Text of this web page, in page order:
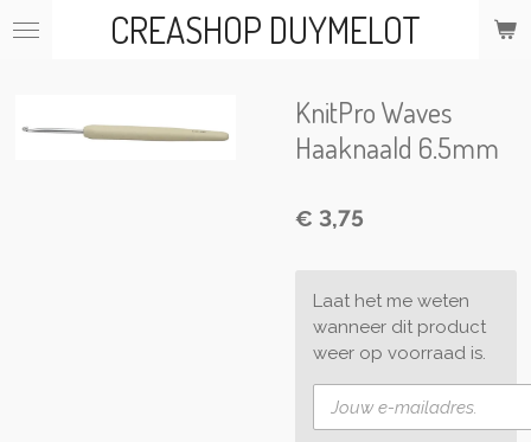
Ga
hoofdinhoud
CREASHOP DUYMELOT
KnitPro Waves
Haaknaald 6.5mm
€ 3,75
Laat het me weten
wanneer dit product
weer op voorraad is.